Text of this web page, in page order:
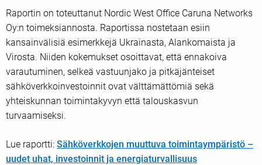
Raportin on toteuttanut Nordic West Office Caruna Networks
Oy:n toimeksiannosta. Raportissa nostetaan esiin
kansainvälisiä esimerkkejä Ukrainasta, Alankomaista ja
Virosta. Niiden kokemukset osoittavat, että ennakoiva
varautuminen, selkeä vastuunjako ja pitkäjänteiset
sähköverkkoinvestoinnit ovat välttämättömiä sekä
yhteiskunnan toimintakyvyn että talouskasvun
turvaamiseksi.
Lue raportti: Sähköverkkojen muuttuva toimintaympäristö –
uudet uhat, investoinnit ja energiaturvallisuus